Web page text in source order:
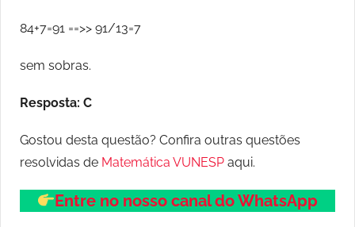
84+7=91 ==>> 91/13=7
sem sobras.
Resposta: C
Gostou desta questão? Confira outras questões
resolvidas de Matemática VUNESP aqui.
Entre no nosso canal do WhatsApp